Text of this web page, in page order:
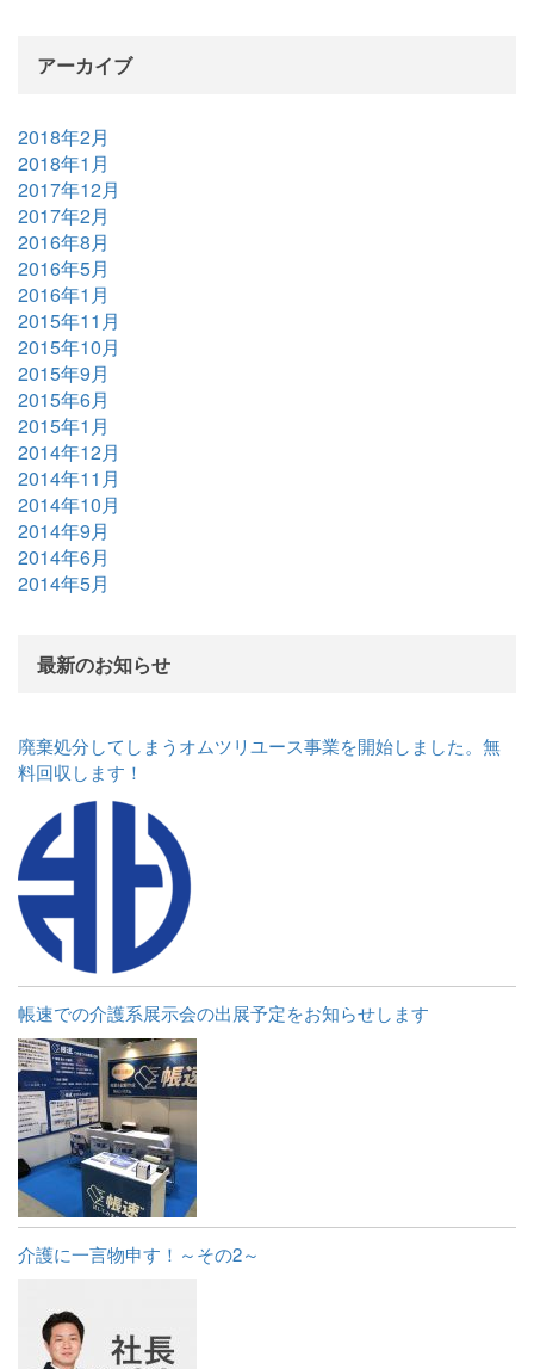
アーカイブ
2018年2月
2018年1月
2017年12月
2017年2月
2016年8月
2016年5月
2016年1月
2015年11月
2015年10月
2015年9月
2015年6月
2015年1月
2014年12月
2014年11月
2014年10月
2014年9月
2014年6月
2014年5月
最新のお知らせ
廃棄処分してしまうオムツリユース事業を開始しました。無
料回収します！
帳速での介護系展示会の出展予定をお知らせします
介護に一言物申す！～その2～